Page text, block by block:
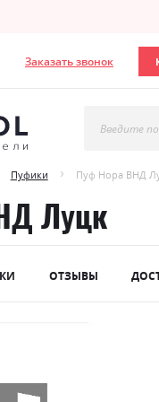
Заказать звонок
Введите
Пуфики Пуф Нора ВНД
Луцк
ОТЗЫВЫ